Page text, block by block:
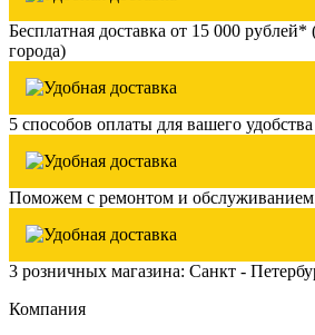
Бесплатная доставка от 15 000
города)
5 способов оплаты для вашего удобства
Поможем с ремонтом и обслуживанием
3 розничных магазина: Санкт -
Компания